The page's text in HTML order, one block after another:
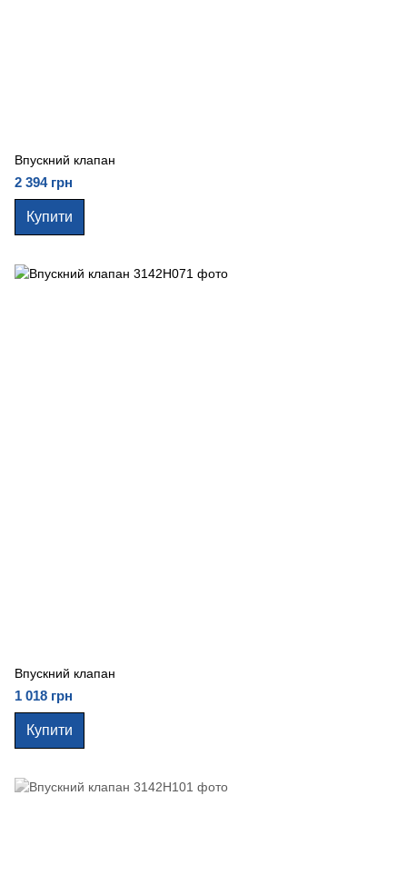
Впускний клапан
2 394 грн
Купити
Впускний клапан
1 018 грн
Купити